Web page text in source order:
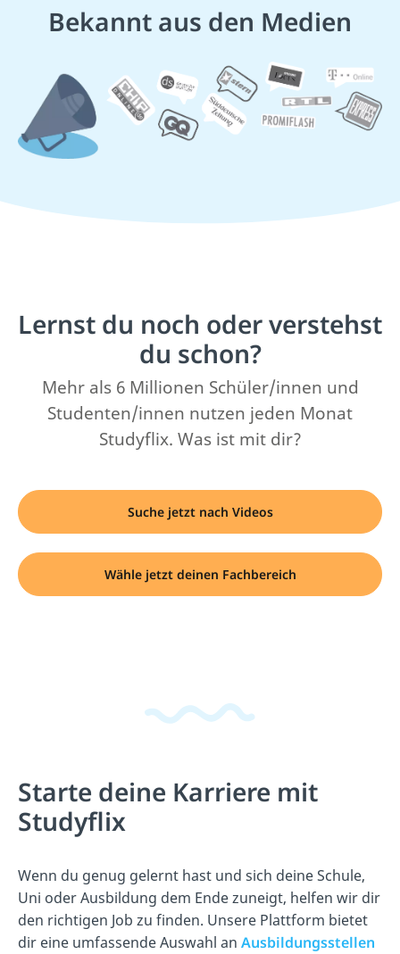
Bekannt aus den Medien
Lernst du noch oder verstehst
du schon?
Mehr als 6 Millionen Schüler/innen und
Studenten/innen nutzen jeden Monat
Studyflix. Was ist mit dir?
Suche jetzt nach Videos
Wähle jetzt deinen Fachbereich
Starte deine Karriere mit
Studyflix
Wenn du genug gelernt hast und sich deine Schule,
Uni oder Ausbildung dem Ende zuneigt, helfen wir dir
den richtigen Job zu finden. Unsere Plattform bietet
dir eine umfassende Auswahl an Ausbildungsstellen